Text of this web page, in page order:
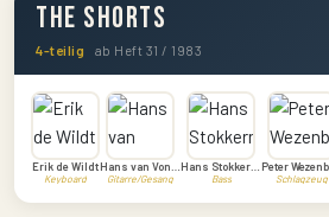
The Shorts
4-teilig ab Heft 31 / 1983
Erik de Wildt
Keyboard Gitarre/Gesang Bass Schlagzeug